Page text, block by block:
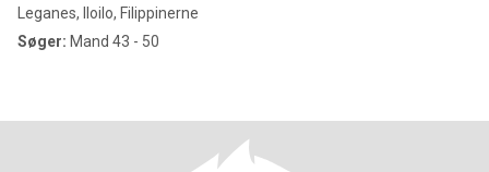
Leganes, Iloilo, Filippinerne
Søger: Mand 43 - 50